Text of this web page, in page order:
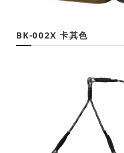
BK-002X 卡其色